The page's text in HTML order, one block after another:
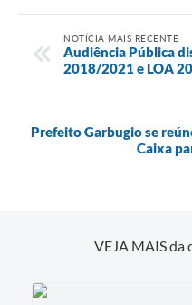
NOTÍCIA MAIS RECENTE
Audiência Pública
2018/2021 e LOA
Prefeito Garbugio se
Caixa
VEJA MAIS da